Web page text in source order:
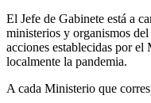
El Jefe de Gabinete está a
ministerios y organismos
acciones establecidas por
localmente la pandemia.
A cada Ministerio que